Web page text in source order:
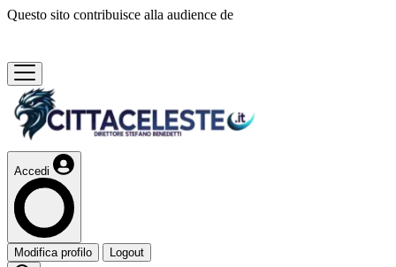
Questo sito contribuisce alla audience de
Accedi
Modifica profilo Logout